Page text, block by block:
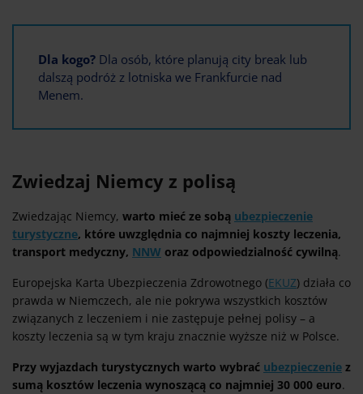
Dla kogo? Dla osób, które planują city break lub
dalszą podróż z lotniska we Frankfurcie nad
Menem.
Zwiedzaj Niemcy z polisą
Zwiedzając Niemcy, warto mieć ze sobą ubezpieczenie
turystyczne, które uwzględnia co najmniej koszty leczenia,
transport medyczny, NNW oraz odpowiedzialność cywilną.
Europejska Karta Ubezpieczenia Zdrowotnego (EKUZ) działa co
prawda w Niemczech, ale nie pokrywa wszystkich kosztów
związanych z leczeniem i nie zastępuje pełnej polisy – a
koszty leczenia są w tym kraju znacznie wyższe niż w Polsce.
Przy wyjazdach turystycznych warto wybrać ubezpieczenie z
sumą kosztów leczenia wynoszącą co najmniej 30 000 euro.